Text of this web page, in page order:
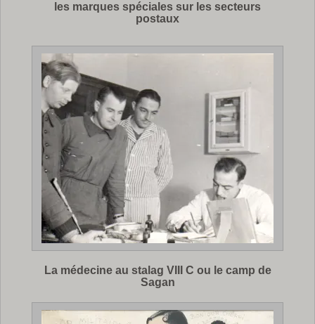
les marques spéciales sur les secteurs
postaux
La médecine au stalag VIII C ou le camp de
Sagan